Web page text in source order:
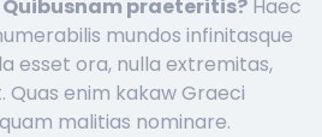
Quibusnam praeteritis? Haec
mundos infinitasque
esset ora, nulla extremitas,
enim kakaw Graeci
malitias nominare.